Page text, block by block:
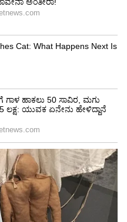
ವಿವಿಧ ಜಿಲ್ಲಾ
ಸಿಬ್ಬಂದಿ,
ಸ್ಥಳೀಯ